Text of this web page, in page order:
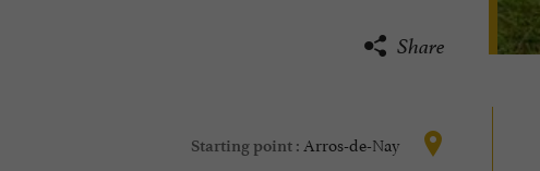
Share
Starting point : Arros-de-Nay